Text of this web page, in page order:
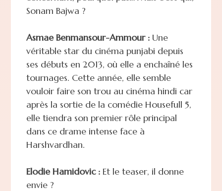
Sonam Bajwa ?
Asmae Benmansour-Ammour :Une
véritable star du cinéma punjabi depuis
ses débuts en 2013, où elle a enchaîné les
tournages. Cette année, elle semble
vouloir faire son trou au cinéma hindi car
après la sortie de la comédie Housefull 5,
elle tiendra son premier rôle principal
dans ce drame intense face à
Harshvardhan.
Elodie Hamidovic :Et le teaser, il donne
envie ?